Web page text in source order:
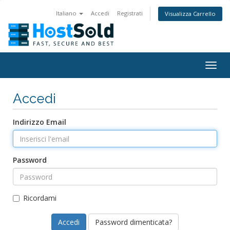
Italiano Accedi Registrati Visualizza Carrello
Accedi
Indirizzo Email
Password
Ricordami
Password dimenticata?